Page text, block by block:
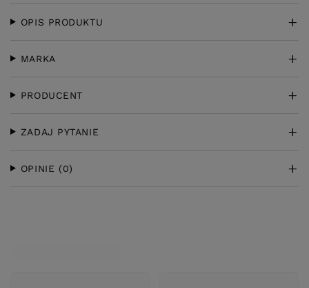
OPIS PRODUKTU
MARKA
PRODUCENT
ZADAJ PYTANIE
OPINIE (0)